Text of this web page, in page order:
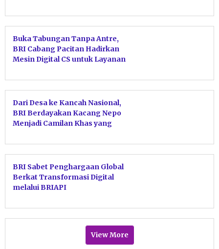
Buka Tabungan Tanpa Antre,
BRI Cabang Pacitan Hadirkan
Mesin Digital CS untuk Layanan
Dari Desa ke Kancah Nasional,
BRI Berdayakan Kacang Nepo
Menjadi Camilan Khas yang
BRI Sabet Penghargaan Global
Berkat Transformasi Digital
melalui BRIAPI
View More